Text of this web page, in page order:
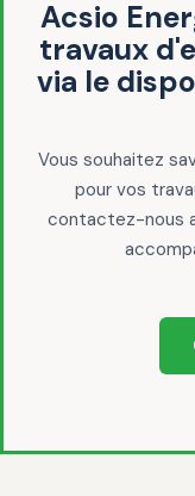
Acsio
travaux
via le
Vous souhaitez
pour vos
contactez-nous